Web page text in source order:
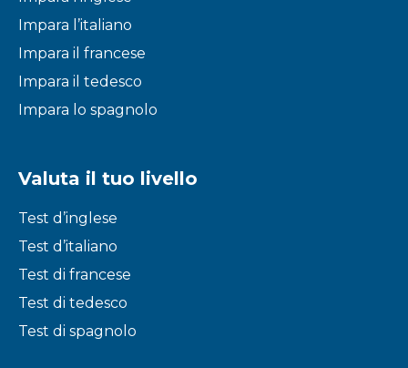
Impara l’italiano
Impara il francese
Impara il tedesco
Impara lo spagnolo
Valuta il tuo livello
Test d’inglese
Test d’italiano
Test di francese
Test di tedesco
Test di spagnolo